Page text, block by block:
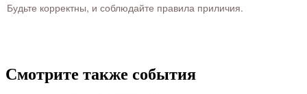
Будьте корректны, и соблюдайте правила приличия.
Смотрите также события